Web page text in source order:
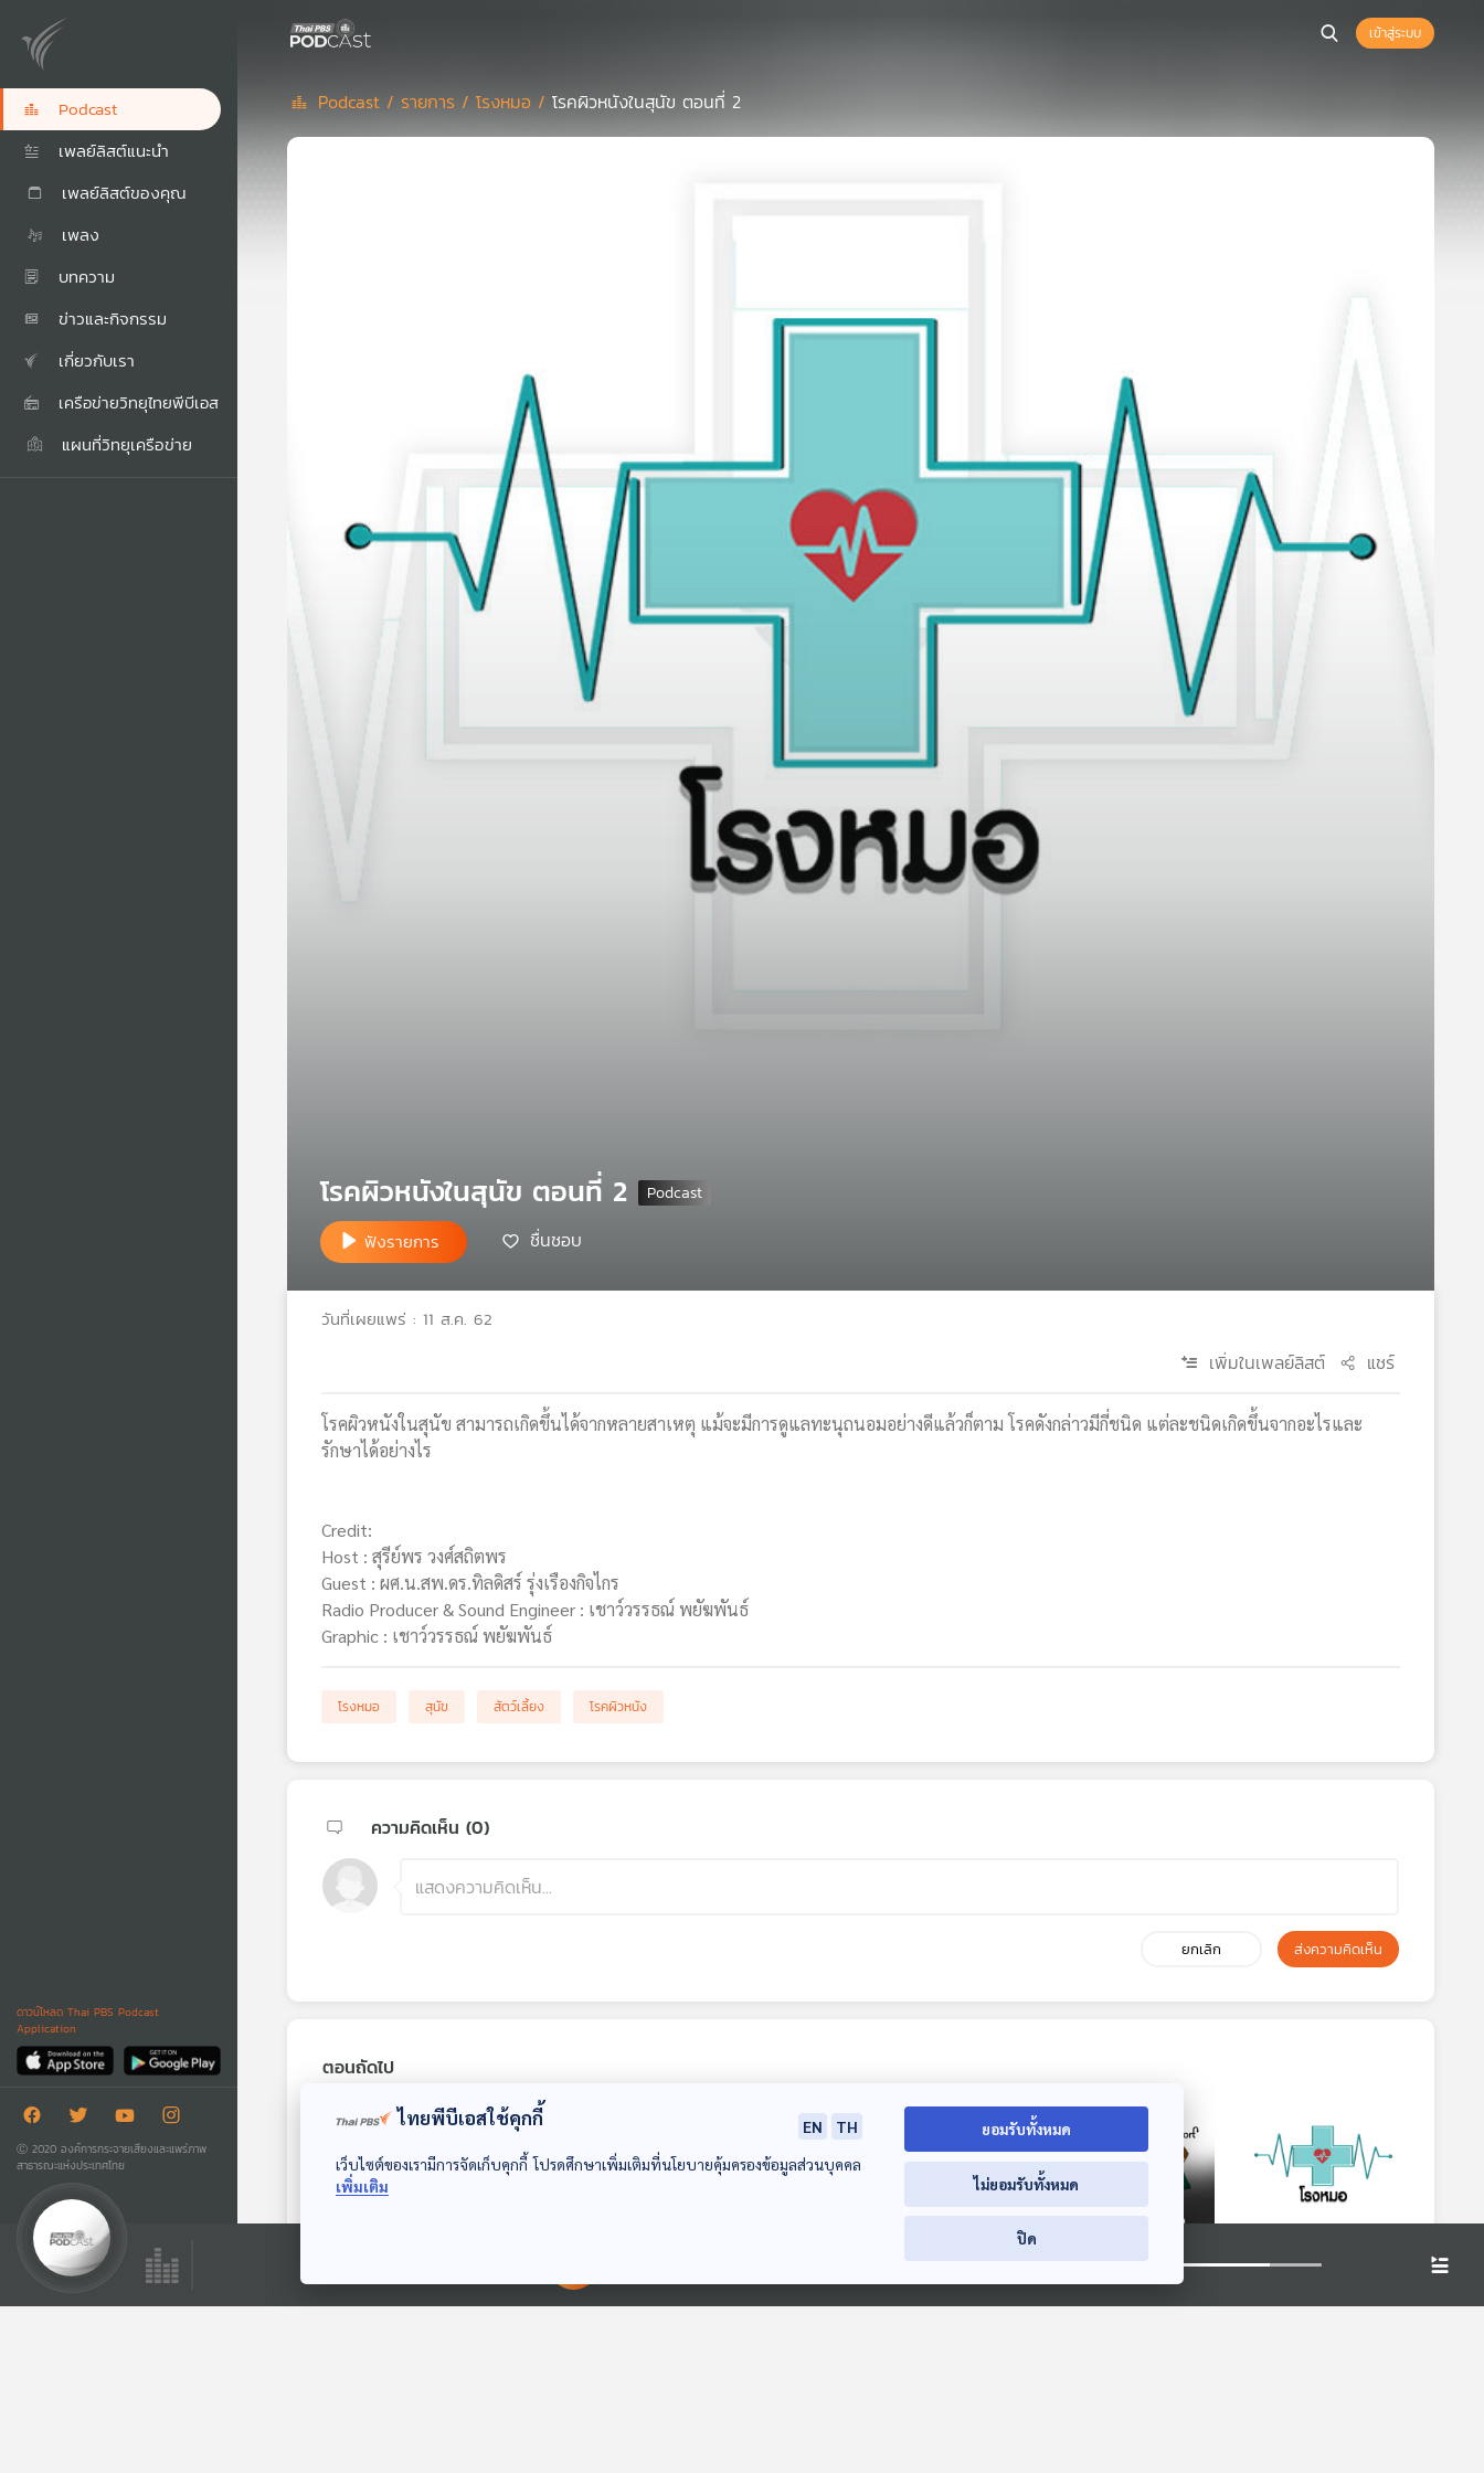
Podcast
เพลย์ลิสต์แนะนำ
เพลย์ลิสต์ของคุณ
เพลง
บทความ
ข่าวและกิจกรรม
เกี่ยวกับเรา
เครือข่ายวิทยุไทยพีบีเอส
แผนที่วิทยุเครือข่าย
ดาวน์โหลด Thai PBS Podcast
Application
Ⓒ 2020 องค์การกระจายเสียงและแพร่ภาพ
สาธารณะแห่งประเทศไทย
เข้าสู่ระบบ
Podcast / รายการ /โรงหมอ / โรคผิวหนังในสุนัข ตอนที่ 2
โรคผิวหนังในสุนัข ตอนที่ 2
ฟังรายการ ชื่นชอบ
วันที่เผยแพร่ : 11 ส.ค. 62
เพิ่มในเพลย์ลิสต์ แชร์
โรคผิวหนังในสุนัข สามารถเกิดขึ้นได้จากหลายสาเหตุ แม้จะมีการดูแลทะนุถนอมอย่างดีแล้วก็ตาม โรคดังกล่าวมีกี่ชนิด แต่ละชนิดเกิดขึ้นจากอะไรและ
รักษาได้อย่างไร
Credit:
Host : สุรีย์พร วงศ์สถิตพร
Guest : ผศ.น.สพ.ดร.ทิลดิสร์ รุ่งเรืองกิจไกร
Radio Producer & Sound Engineer : เชาว์วรรธณ์ พยัฆพันธ์
Graphic : เชาว์วรรธณ์ พยัฆพันธ์
โรงหมอ สุนัข สัตว์เลี้ยง โรคผิวหนัง
ความคิดเห็น (0)
ยกเลิก ส่งความคิดเห็น
ตอนถัดไป
ตอนที่ 2 : (Health
ในอาหาร
ในอาหาร : (Health
เมื่อไหร่จะหยุดตัวสูง
เมื่อไหร่จะหยุดตัวสูง :
(Health Talk
ทำตามแค่นี้ ผู้สูงอายุ
00:00:00
ไทยพีบีเอสใช้คุกกี้ EN
TH
เว็บไซต์ของเรามีการจัดเก็บคุกกี้ โปรดศึกษาเพิ่มเติมที่นโยบายคุ้มครองข้อมูลส่วนบุคคล
เพิ่มเติม
ยอมรับทั้งหมด
ไม่ยอมรับทั้งหมด
ปิด